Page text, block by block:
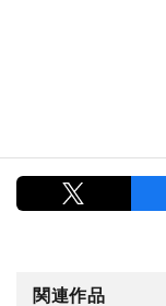
関連作品